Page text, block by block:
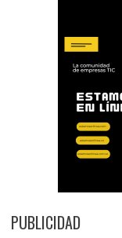
PUBLICIDAD